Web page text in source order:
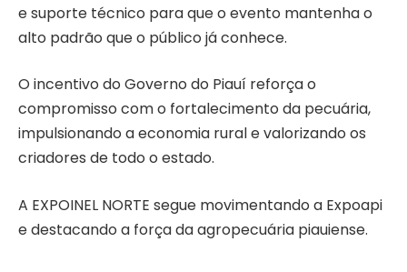
e suporte técnico para que o evento mantenha o
alto padrão que o público já conhece.
O incentivo do Governo do Piauí reforça o
compromisso com o fortalecimento da pecuária,
impulsionando a economia rural e valorizando os
criadores de todo o estado.
A EXPOINEL NORTE segue movimentando a Expoapi
e destacando a força da agropecuária piauiense.